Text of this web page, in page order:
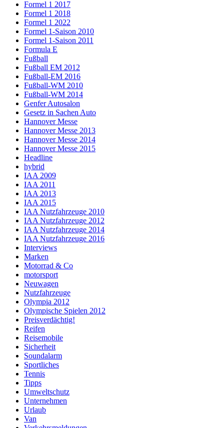
Formel 1 2017
Formel 1 2018
Formel 1 2022
Formel 1-Saison 2010
Formel 1-Saison 2011
Formula E
Fußball
Fußball EM 2012
Fußball-EM 2016
Fußball-WM 2010
Fußball-WM 2014
Genfer Autosalon
Gesetz in Sachen Auto
Hannover Messe
Hannover Messe 2013
Hannover Messe 2014
Hannover Messe 2015
Headline
hybrid
IAA 2009
IAA 2011
IAA 2013
IAA 2015
IAA Nutzfahrzeuge 2010
IAA Nutzfahrzeuge 2012
IAA Nutzfahrzeuge 2014
IAA Nutzfahrzeuge 2016
Interviews
Marken
Motorrad & Co
motorsport
Neuwagen
Nutzfahrzeuge
Olympia 2012
Olympische Spielen 2012
Preisverdächtig!
Reifen
Reisemobile
Sicherheit
Soundalarm
Sportliches
Tennis
Tipps
Umweltschutz
Unternehmen
Urlaub
Van